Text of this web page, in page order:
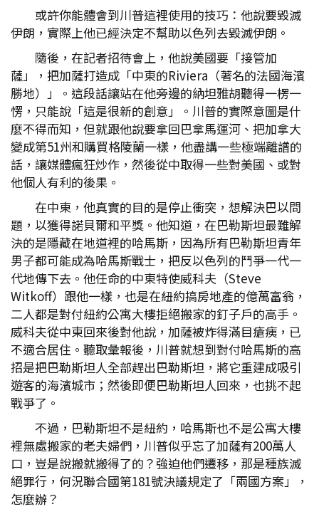
或許你能體會到川普這裡使用的技巧：他說要毀滅
伊朗，實際上他已經決定不幫助以色列去毀滅伊朗。
隨後，在記者招待會上，他說美國要「接管加
薩」，把加薩打造成「中東的Riviera（著名的法國海濱
勝地）」。這段話讓站在他旁邊的納坦雅胡聽得一楞一
愣，只能說「這是很新的創意」。川普的實際意圖是什
麼不得而知，但就跟他說要拿回巴拿馬運河、把加拿大
變成第51州和購買格陵蘭一樣，他盡講一些極端離譜的
話，讓媒體瘋狂炒作，然後從中取得一些對美國、或對
他個人有利的後果。
在中東，他真實的目的是停止衝突，想解決巴以問
題，以獲得諾貝爾和平獎。他知道，在巴勒斯坦最難解
決的是隱藏在地道裡的哈馬斯，因為所有巴勒斯坦青年
男子都可能成為哈馬斯戰士，把反以色列的鬥爭一代一
代地傳下去。他任命的中東特使威科夫（Steve
Witkoff）跟他一樣，也是在紐約搞房地產的億萬富翁，
二人都是對付紐約公寓大樓拒絕搬家的釘子戶的高手。
威科夫從中東回來後對他說，加薩被炸得滿目瘡痍，已
不適合居住。聽取彙報後，川普就想到對付哈馬斯的高
招是把巴勒斯坦人全部趕出巴勒斯坦，將它重建成吸引
遊客的海濱城市；然後即便巴勒斯坦人回來，也挑不起
戰爭了。
不過，巴勒斯坦不是紐約，哈馬斯也不是公寓大樓
裡無處搬家的老夫婦們，川普似乎忘了加薩有200萬人
口，豈是說搬就搬得了的？強迫他們遷移，那是種族滅
絕罪行，何況聯合國第181號決議規定了「兩國方案」，
怎麼辦？